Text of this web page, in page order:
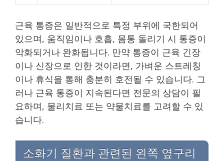
근육 통증은 일반적으로 특정 부위에 국한되어
있으며, 움직임이나 호흡, 몸통 돌리기 시 통증이
악화되거나 완화됩니다. 만약 통증이 근육 긴장
이나 신장으로 인한 것이라면, 가벼운 스트레칭
이나 휴식을 통해 충분히 호전될 수 있습니다. 그
러나 근육 통증이 지속된다면 전문의 상담이 필
요하며, 물리치료 또는 약물치료를 고려할 수 있
습니다.
소화기 질환과 관련된 왼쪽 옆구리